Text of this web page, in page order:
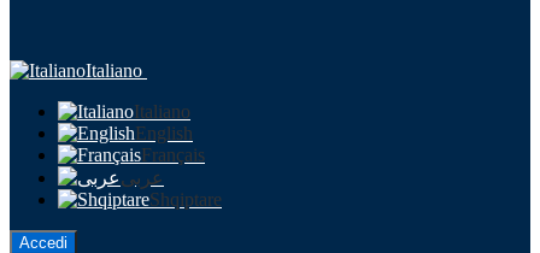
Italiano
Italiano
English
Français
عربى
Shqiptare
Accedi